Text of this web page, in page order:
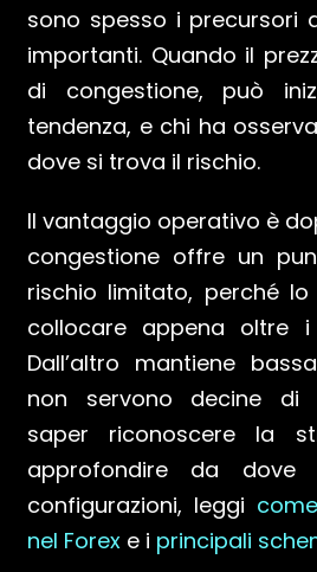
sono spesso i precursori
importanti. Quando il
di congestione, può
tendenza, e chi ha
dove si trova il rischio.
Il vantaggio operativo è
congestione offre un
rischio limitato, perché
collocare appena oltre
Dall’altro mantiene
non servono decine di
saper riconoscere la
approfondire da dove
configurazioni, leggi
nel Forex e i principali